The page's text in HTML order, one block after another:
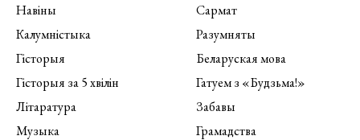
Навіны
Калумністыка
Гісторыя
Гісторыя за 5 хвілін
Літаратура
Музыка
Сармат
Разумняты
Беларуская мова
Гатуем з «Будзьма!»
Забавы
Грамадства